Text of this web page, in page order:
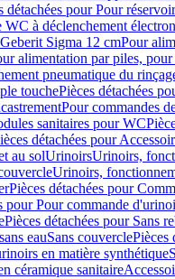
détachées pour Pour
WC à déclenchement
Sigma 12 cmPour
alimentation par piles,
pneumatique du
touchePièces détachées
Pour commandes
sanitaires pour WC
détachées pour
au solUrinoirsUrinoirs,
Urinoirs,
Pièces détachées pour
pour Pour commande
Pièces détachées pour Sans
eauSans couverclePièces
en matière synthétique
céramique sanitaire